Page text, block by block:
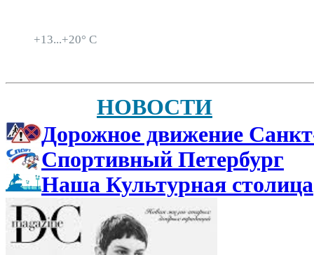
+13...+20° C
НОВОСТИ
Дорожное движение
Спортивный Петербург
Наша Культурная столица